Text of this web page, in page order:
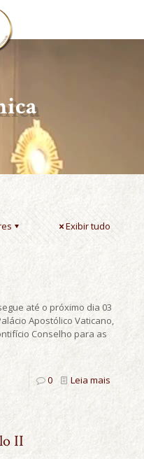
Exibir tudo
até o próximo dia 03
Apostólico Vaticano,
Conselho para as
0 Leia mais
II